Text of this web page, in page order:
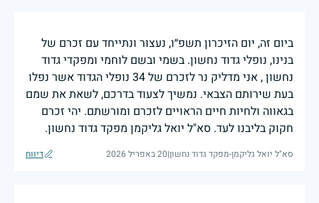
ביום זה, יום הזיכרון תשפ״ו, נעצור ונתייחד עם זכרם של
בנינו, נופלי גדוד נחשון. בשמי ובשם לוחמי ומפקדי גדוד
נחשון , אני מדליק נר לזכרם של 34 נופלי הגדוד אשר נפלו
בעת שירותם הצבאי. נמשיך לצעוד בדרכם, לשאת את שמם
בגאווה ולחיות חיים הראויים לזכרם ומורשתם. יהי זכרם
חקוק בליבנו לעד. סא"ל יואל גליקמן מפקד גדוד נחשון.
סא"ל יואל גליקמן-מפקד גדוד נחשון|20 באפריל 2026 דיווח